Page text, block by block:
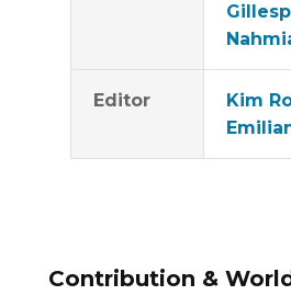
Editor
Kim
Contribution &